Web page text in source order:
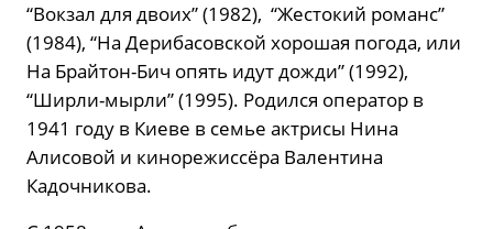
“Вокзал для двоих” (1982), “Жестокий романс”
(1984), “На Дерибасовской хорошая погода, или
На Брайтон-Бич опять идут дожди” (1992),
“Ширли-мырли” (1995). Родился оператор в
1941 году в Киеве в семье актрисы Нина
Алисовой и кинорежиссёра Валентина
Кадочникова.